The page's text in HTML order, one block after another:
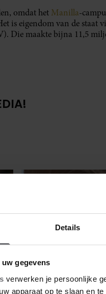
Details
gegevens
verwerken je persoonlijke
apparaat op te slaan en
omdat het Manilla-
is eigendom van de staat
Die maakte bijna 11,5